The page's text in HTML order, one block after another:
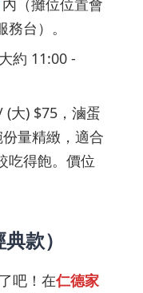
（攤位位置會
台）。
約 11:00 -
大) $75，滷蛋
量精緻，適合
吃得飽。價位
款）
吧！在仁德家